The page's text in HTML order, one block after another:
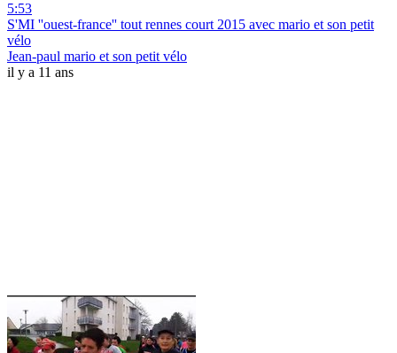
5:53
S'MI ''ouest-france'' tout rennes court 2015 avec mario et son petit
vélo
Jean-paul mario et son petit vélo
il y a 11 ans